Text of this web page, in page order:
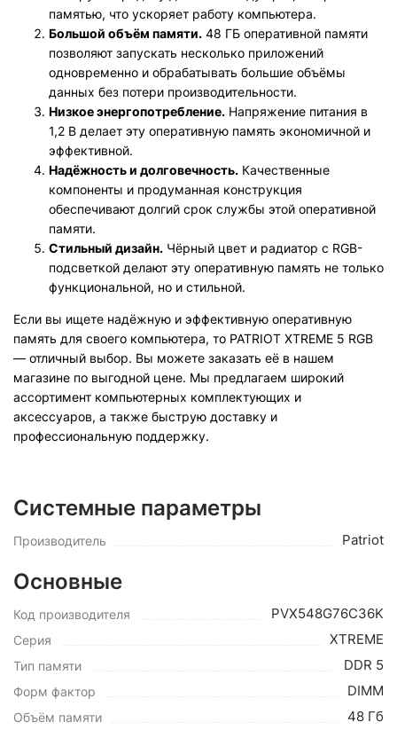
памятью, что ускоряет работу компьютера.
Большой объём памяти. 48 ГБ оперативной памяти
позволяют запускать несколько приложений
одновременно и обрабатывать большие объёмы
данных без потери производительности.
Низкое энергопотребление. Напряжение питания в
1,2 В делает эту оперативную память экономичной и
эффективной.
Надёжность и долговечность. Качественные
компоненты и продуманная конструкция
обеспечивают долгий срок службы этой оперативной
памяти.
Стильный дизайн. Чёрный цвет и радиатор с RGB-
подсветкой делают эту оперативную память не только
функциональной, но и стильной.
Если вы ищете надёжную и эффективную оперативную
память для своего компьютера, то PATRIOT XTREME 5 RGB
— отличный выбор. Вы можете заказать её в нашем
магазине по выгодной цене. Мы предлагаем широкий
ассортимент компьютерных комплектующих и
аксессуаров, а также быструю доставку и
профессиональную поддержку.
Системные параметры
Производитель Patriot
Основные
Код производителя PVX548G76C36K
Серия XTREME
Тип памяти DDR 5
Форм фактор DIMM
Объём памяти 48 Гб